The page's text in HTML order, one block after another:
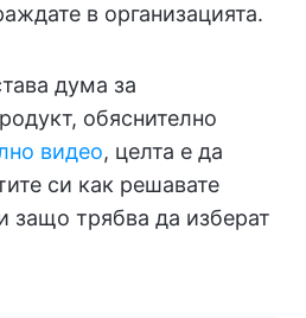
в организацията.
дума за
обяснително
видео, целта е да
си как решавате
защо трябва да изберат